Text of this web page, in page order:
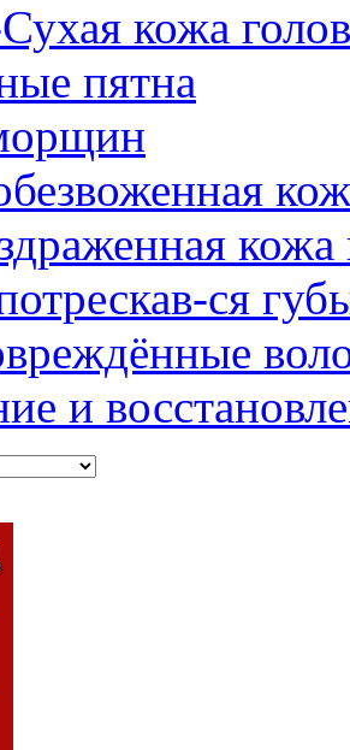
кожа
пятна
кожа
ся
и